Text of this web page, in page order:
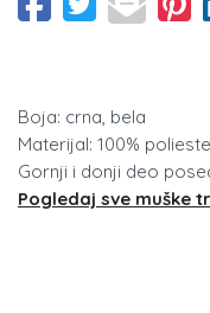
Boja: crna, bela
Materijal: 100%
Gornji i donji deo
Pogledaj sve muške